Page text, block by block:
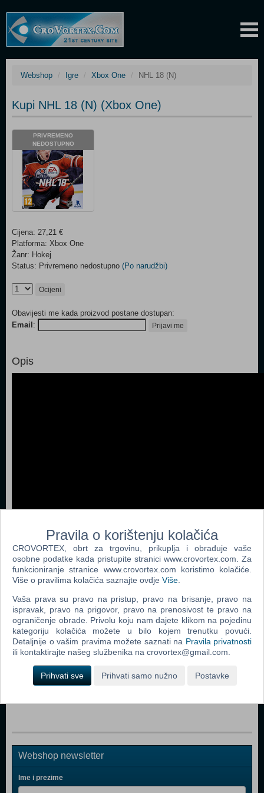
Webshop Igre Xbox One NHL 18 (N)
Kupi NHL 18 (N) (Xbox One)
PRIVREMENO
NEDOSTUPNO
Cijena: 27,21 €
Platforma: Xbox One
Žanr: Hokej
Status: Privremeno nedostupno (Po narudžbi)
Ocijeni
Obavijesti me kada proizvod postane dostupan:
Email : Prijavi me
Opis
Popularno
NHL 17 (N) (Xbox One)
NHL 18 (Xbox One)
NHL 15 (Xbox One)
NHL 16 (Xbox One)
NHL 19 (Xbox One)
Webshop newsletter
Ime i prezime
Pravila o korištenju kolačića
CROVORTEX, obrt za trgovinu, prikuplja i obrađuje vaše
osobne podatke kada pristupite stranici www.crovortex.com. Za
funkcioniranje stranice www.crovortex.com koristimo kolačiće.
Više o pravilima kolačića saznajte ovdje Više
Vaša prava su pravo na pristup, pravo na brisanje, pravo na
ispravak, pravo na prigovor, pravo na prenosivost te pravo na
ograničenje obrade. Privolu koju nam dajete klikom na pojedinu
kategoriju kolačića možete u bilo kojem trenutku povući.
Detaljnije o vašim pravima možete saznati na Pravila privatnosti
ili kontaktirajte našeg službenika na crovortex@gmail.com.
Prihvati sve Prihvati samo nužno Postavke